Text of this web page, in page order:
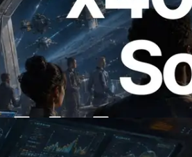
RPC hỗ trợ x402 —
Agent trả tiền theo nhu